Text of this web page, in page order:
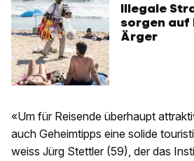
Illegale
sorgen auf
Ärger
«Um für Reisende überhaupt
auch Geheimtipps eine solide
weiss Jürg Stettler (59), der das